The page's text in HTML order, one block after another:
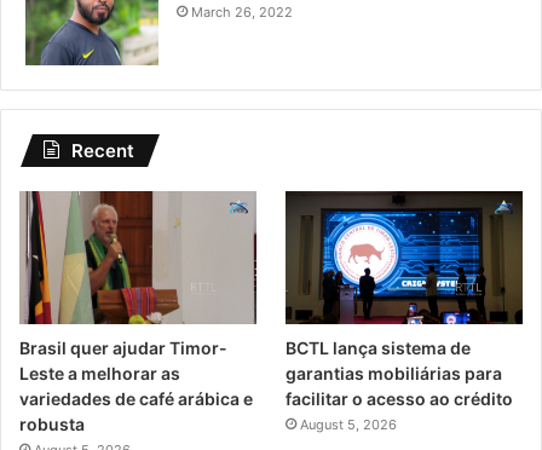
March 26, 2022
Recent
Brasil quer ajudar Timor-
Leste a melhorar as
variedades de café arábica e
robusta
BCTL lança sistema de
garantias mobiliárias para
facilitar o acesso ao crédito
August 5, 2026